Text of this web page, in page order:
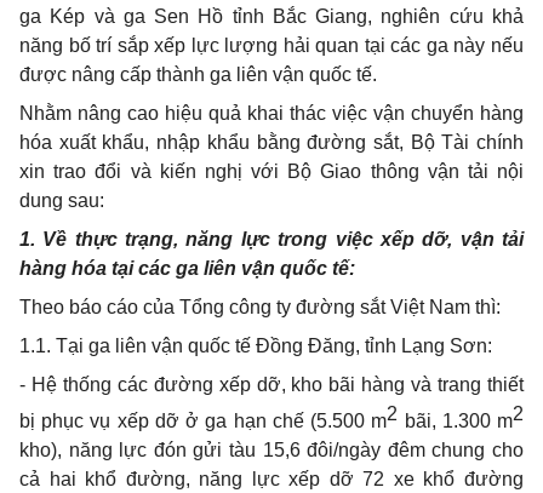
ga Kép và ga Sen Hồ tỉnh Bắc Giang, nghiên cứu khả
năng bố trí sắp xếp lực lượng hải quan tại các ga này nếu
được nâng cấp thành ga liên vận quốc tế.
Nhằm nâng cao hiệu quả khai thác việc vận chuyển hàng
hóa xuất khẩu, nhập khẩu bằng đường sắt, Bộ Tài chính
xin trao đổi và kiến nghị với Bộ Giao thông vận tải nội
dung sau:
1. Về thực trạng, năng lực trong việc xếp dỡ, vận tải
hàng hóa tại các ga liên vận quốc tế:
Theo báo cáo của Tổng công ty đường sắt Việt Nam thì:
1.1. Tại ga liên vận quốc tế Đồng Đăng, tỉnh Lạng Sơn:
- Hệ thống các đường xếp dỡ, kho bãi hàng và trang thiết
bị phục vụ xếp dỡ ở ga hạn chế (5.500 m2 bãi, 1.300 m2
kho), năng lực đón gửi tàu 15,6 đôi/ngày đêm chung cho
cả hai khổ đường, năng lực xếp dỡ 72 xe khổ đường